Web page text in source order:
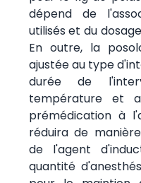
dépend de
utilisés et du
En outre, la
ajustée au type
durée de
température et
prémédication à
réduira de
de l'agent
quantité